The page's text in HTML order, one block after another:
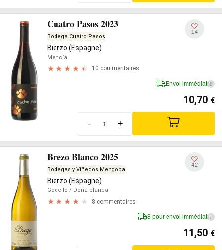
Cuatro Pasos 2023
Bodega Cuatro Pasos
Bierzo (Espagne)
Mencía
10 commentaires
14
Envoi immédiat i
10,70 €
- +
Brezo Blanco 2025
Bodegas y Viñedos Mengoba
Bierzo (Espagne)
Godello / Doña blanca
8 commentaires
42
8 pour envoi immédiat i
11,50 €